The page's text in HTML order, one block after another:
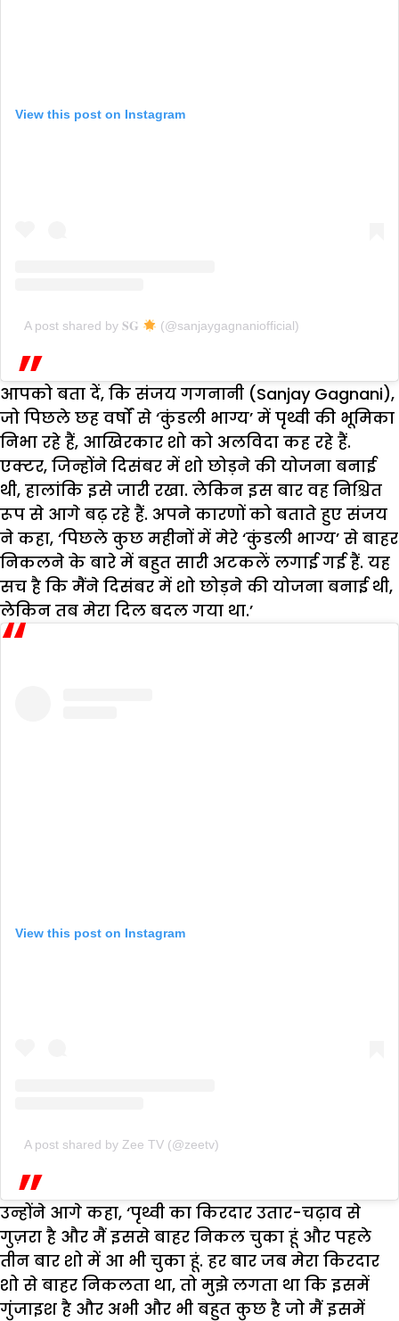
View this post on Instagram
A post shared by 𝐒𝐆 (@sanjaygagnaniofficial)
आपको बता दें, कि संजय गगनानी (Sanjay Gagnani),
जो पिछले छह वर्षों से ‘कुंडली भाग्य’ में पृथ्वी की भूमिका
निभा रहे हैं, आखिरकार शो को अलविदा कह रहे हैं.
एक्टर, जिन्होंने दिसंबर में शो छोड़ने की योजना बनाई
थी, हालांकि इसे जारी रखा. लेकिन इस बार वह निश्चित
रूप से आगे बढ़ रहे हैं. अपने कारणों को बताते हुए संजय
ने कहा, ‘पिछले कुछ महीनों में मेरे ‘कुंडली भाग्य’ से बाहर
निकलने के बारे में बहुत सारी अटकलें लगाई गई हैं. यह
सच है कि मैंने दिसंबर में शो छोड़ने की योजना बनाई थी,
लेकिन तब मेरा दिल बदल गया था.’
View this post on Instagram
A post shared by Zee TV (@zeetv)
उन्होंने आगे कहा, ‘पृथ्वी का किरदार उतार-चढ़ाव से
गुज़रा है और मैं इससे बाहर निकल चुका हूं और पहले
तीन बार शो में आ भी चुका हूं. हर बार जब मेरा किरदार
शो से बाहर निकलता था, तो मुझे लगता था कि इसमें
गुंजाइश है और अभी और भी बहुत कुछ है जो मैं इसमें